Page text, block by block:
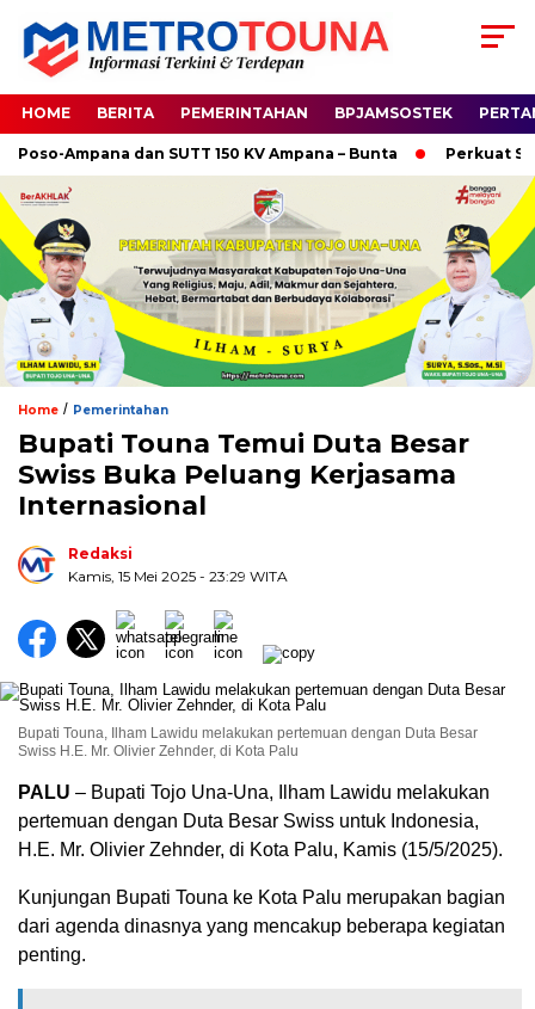
HOME BERITA PEMERINTAHAN BPJAMSOSTEK
Ampana dan SUTT 150 KV Ampana – Bunta Perkuat
Home / Pemerintahan
Bupati Touna Temui Duta Besar
Swiss Buka Peluang Kerjasama
Internasional
Redaksi
Kamis, 15 Mei 2025 - 23:29 WITA
Bupati Touna, Ilham Lawidu melakukan pertemuan dengan Duta Besar
Swiss H.E. Mr. Olivier Zehnder, di Kota Palu
PALU – Bupati Tojo Una-Una, Ilham Lawidu melakukan
pertemuan dengan Duta Besar Swiss untuk Indonesia,
H.E. Mr. Olivier Zehnder, di Kota Palu, Kamis (15/5/2025).
Kunjungan Bupati Touna ke Kota Palu merupakan bagian
dari agenda dinasnya yang mencakup beberapa kegiatan
penting.